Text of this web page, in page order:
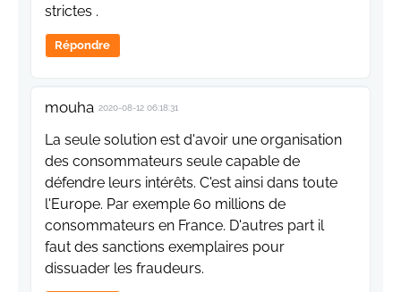
strictes .
Répondre
mouha 2020-08-12 06:18:31
La seule solution est d'avoir une organisation
des consommateurs seule capable de
défendre leurs intérêts. C'est ainsi dans toute
l'Europe. Par exemple 60 millions de
consommateurs en France. D'autres part il
faut des sanctions exemplaires pour
dissuader les fraudeurs.